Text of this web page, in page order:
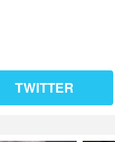
TWITTER